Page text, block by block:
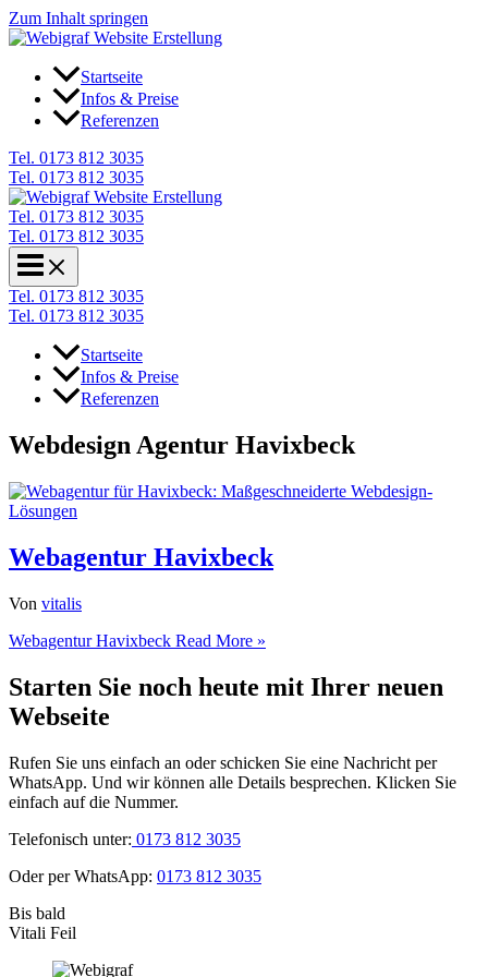
Zum Inhalt springen
Startseite
Infos & Preise
Referenzen
Tel. 0173 812 3035
Tel. 0173 812 3035
Tel. 0173 812 3035
Tel. 0173 812 3035
Tel. 0173 812 3035
Tel. 0173 812 3035
Startseite
Infos & Preise
Referenzen
Webdesign Agentur Havixbeck
Webagentur Havixbeck
Von vitalis
Webagentur Havixbeck Read More »
Starten Sie noch heute mit Ihrer neuen
Webseite
Rufen Sie uns einfach an oder schicken Sie eine Nachricht per
WhatsApp. Und wir können alle Details besprechen. Klicken Sie
einfach auf die Nummer.
Telefonisch unter: 0173 812 3035
Oder per WhatsApp: 0173 812 3035
Bis bald
Vitali Feil